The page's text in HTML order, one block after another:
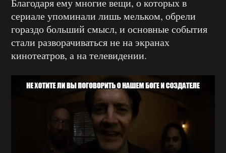
Благодаря ему многие вещи, о которых в
сериале упоминали лишь мельком, обрели
гораздо больший смысл, и основные события
стали разворачиваться не на экранах
кинотеатров, а на телевидении.